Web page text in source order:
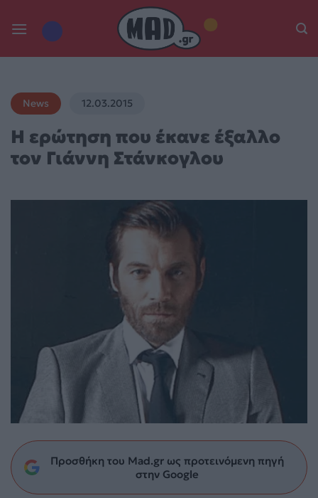
News 12.03.2015
Η ερώτηση που έκανε έξαλλο
τον Γιάννη Στάνκογλου
Προσθήκη του Mad.gr ως προτεινόμενη πηγή
στην Google